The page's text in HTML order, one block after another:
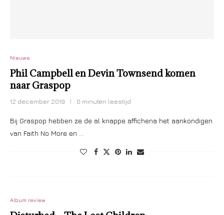
Nieuws
Phil Campbell en Devin Townsend komen
naar Graspop
12 december 2019 0 minuten leestijd
Bij Graspop hebben ze de al knappe affichena het aankondigen
van Faith No More en …
Album review